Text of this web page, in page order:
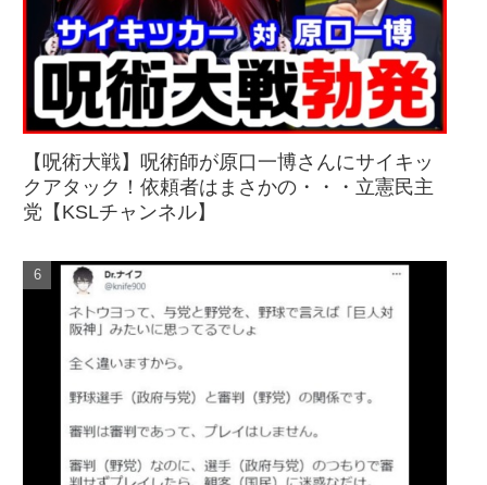
【呪術大戦】呪術師が原口一博さんにサイキッ
クアタック！依頼者はまさかの・・・立憲民主
党【KSLチャンネル】